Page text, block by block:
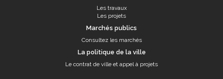
Les travaux
Les projets
Marchés publics
Consultez les marchés
La politique de la ville
Le contrat de ville et appel à projets